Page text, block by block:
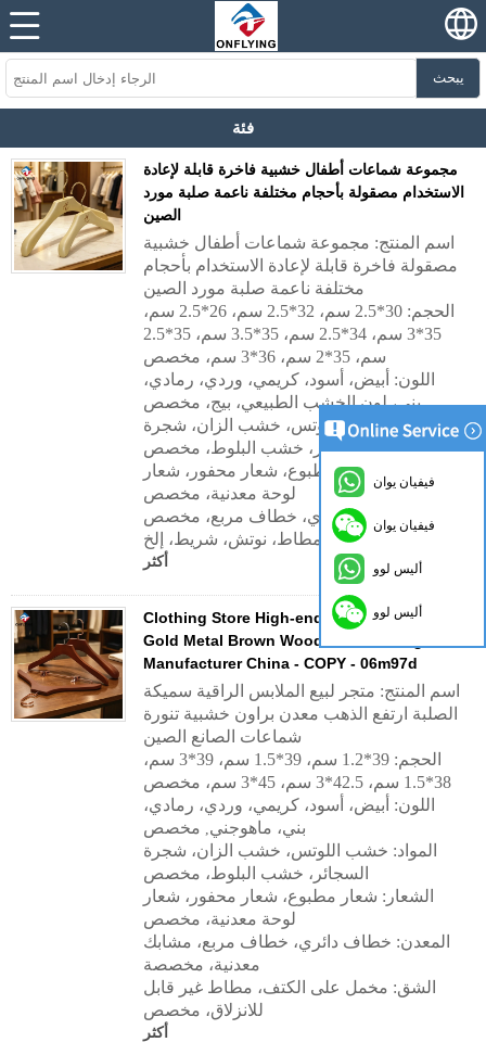
يبحث
فئة
مجموعة شماعات أطفال خشبية فاخرة قابلة لإعادة
الاستخدام مصقولة بأحجام مختلفة ناعمة صلبة مورد
الصين
اسم المنتج: مجموعة شماعات أطفال خشبية
مصقولة فاخرة قابلة لإعادة الاستخدام بأحجام
مختلفة ناعمة صلبة مورد الصين
الحجم: 30*2.5 سم، 32*2.5 سم، 26*2.5 سم،
35*3 سم، 34*2.5 سم، 35*3.5 سم، 35*2.5
سم، 35*2 سم، 36*3 سم، مخصص
اللون: أبيض، أسود، كريمي، وردي، رمادي،
بني، لون الخشب الطبيعي، بيج، مخصص
المواد: خشب اللوتس، خشب الزان، شجرة
السجائر، خشب البلوط، مخصص
الشعار: شعار مطبوع، شعار محفور، شعار
لوحة معدنية، مخصص
المعدن: خطاف دائري، خطاف مربع، مخصص
أكثر
Clothing Store High-end Thick Solid Rose
Gold Metal Brown Wooden Skirt Hanger
Manufacturer China - COPY - 06m97d
اسم المنتج: متجر لبيع الملابس الراقية سميكة
الصلبة ارتفع الذهب معدن براون خشبية تنورة
شماعات الصانع الصين
الحجم: 39*1.2 سم، 39*1.5 سم، 39*3 سم،
38*1.5 سم، 42.5*3 سم، 45*3 سم، مخصص
اللون: أبيض، أسود، كريمي، وردي، رمادي،
بني، ماهوجني, مخصص
المواد: خشب اللوتس، خشب الزان، شجرة
السجائر، خشب البلوط، مخصص
الشعار: شعار مطبوع، شعار محفور، شعار
لوحة معدنية، مخصص
المعدن: خطاف دائري، خطاف مربع، مشابك
معدنية، مخصصة
الشق: مخمل على الكتف، مطاط غير قابل
للانزلاق، مخصص
أكثر
فيفيان يوان
فيفيان يوان
أليس لوو
أليس لوو